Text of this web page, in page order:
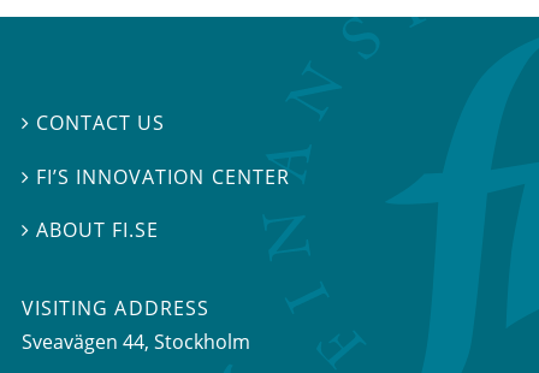
 CONTACT US
 FI’S INNOVATION CENTER
 ABOUT FI.SE
VISITING ADDRESS
Sveavägen 44, Stockholm